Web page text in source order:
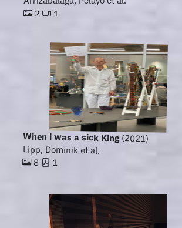
2
1
When i was a sick King(2021)
Lipp, Dominik et al.
8 1